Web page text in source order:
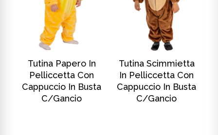
Tutina Papero In
Pelliccetta Con
Cappuccio In Busta
C/gancio
Tutina Scimmietta
In Pelliccetta Con
Cappuccio In Busta
C/gancio